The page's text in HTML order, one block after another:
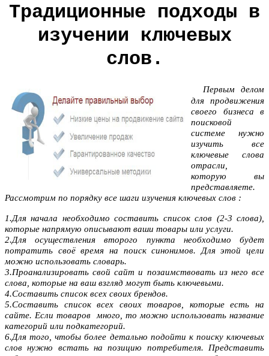
Традиционные подходы в
изучении ключевых
слов.
Первым делом
для продвижения
своего бизнеса в
поисковой
системе нужно
изучить все
ключевые слова
отрасли,
которую вы
представляете.
Рассмотрим по порядку все шаги изучения ключевых слов :
1.Для начала необходимо составить список слов (2-3 слова),
которые напрямую описывают ваши товары или услуги.
2.Для осуществления второго пункта необходимо будет
потратить своё время на поиск синонимов. Для этой цели
можно использовать словарь.
3.Проанализировать свой сайт и позаимствовать из него все
слова, которые на ваш взгляд могут быть ключевыми.
4.Составить список всех своих брендов.
5.Составить список всех своих товаров, которые есть на
сайте. Если товаров много, то можно использовать название
категорий или подкатегорий.
6.Для того, чтобы более детально подойти к поиску ключевых
слов нужно встать на позицию потребителя. Представить